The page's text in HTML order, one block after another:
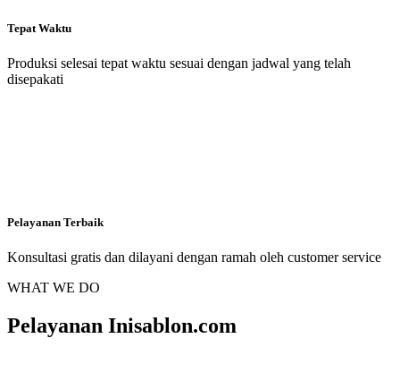
Tepat Waktu
Produksi selesai tepat waktu sesuai dengan jadwal yang telah
disepakati
Pelayanan Terbaik
Konsultasi gratis dan dilayani dengan ramah oleh customer service
WHAT WE DO
Pelayanan Inisablon.com